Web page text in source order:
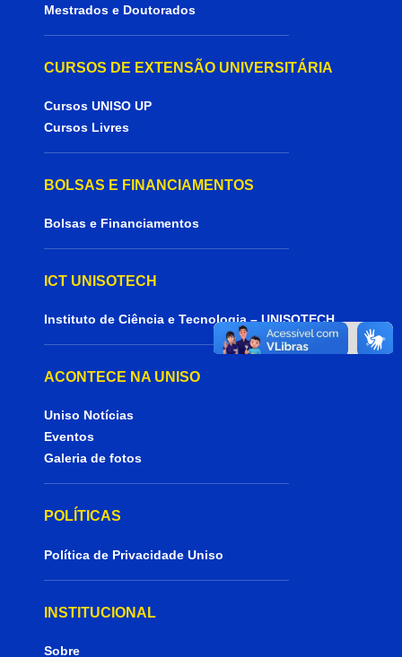
Mestrados e Doutorados
CURSOS DE EXTENSÃO UNIVERSITÁRIA
Cursos UNISO UP
Cursos Livres
BOLSAS E FINANCIAMENTOS
Bolsas e Financiamentos
ICT UNISOTECH
Instituto de Ciência e Tecnologia – UNISOTECH
ACONTECE NA UNISO
Uniso Notícias
Eventos
Galeria de fotos
POLÍTICAS
Política de Privacidade Uniso
INSTITUCIONAL
Sobre